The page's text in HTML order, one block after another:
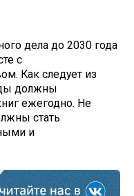
дела до 2030 года
с
Как следует из
должны
ежегодно. Не
стать
и